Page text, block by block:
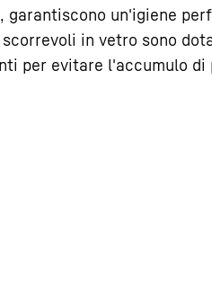
garantiscono un'igiene
in vetro sono
per evitare l'accumulo di